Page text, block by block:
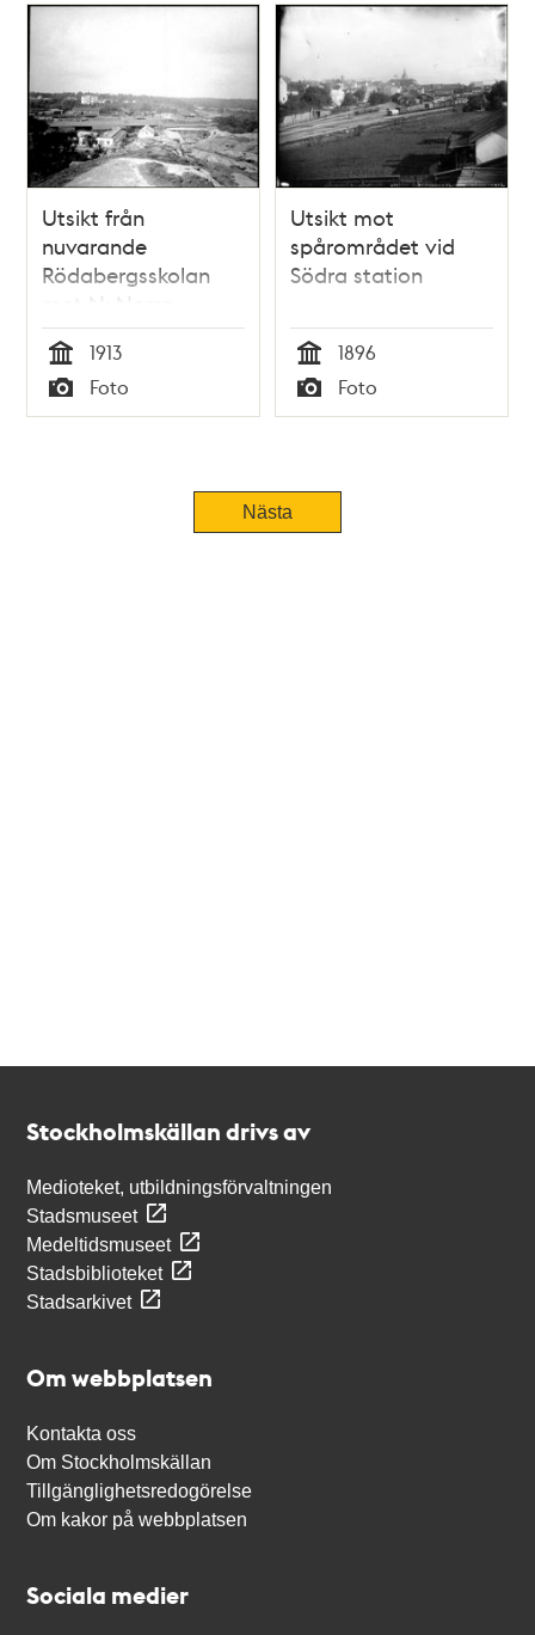
Utsikt från
nuvarande
Rödabergsskolan
mot N: Norra
Stationsområdet
med
lagerbyggnader,
vagnhallar m.m. I
Tid
1913
Typ
Foto
Utsikt mot
spårområdet vid
Södra station
Tid
1896
Typ
Foto
Nästa
Stockholmskällan drivs av
Medioteket, utbildningsförvaltningen
Stadsmuseet
Medeltidsmuseet
Stadsbiblioteket
Stadsarkivet
Om webbplatsen
Kontakta oss
Om Stockholmskällan
Tillgänglighetsredogörelse
Om kakor på webbplatsen
Sociala medier